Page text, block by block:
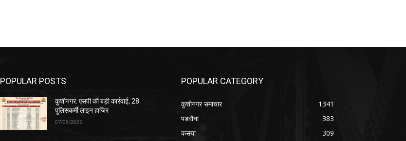
POPULAR POSTS
कुशीनगर: एसपी की बड़ी कार्रवाई, 28
पुलिसकर्मी लाइन हाजिर
07/08/2026
POPULAR CATEGORY
कुशीनगर समाचार
1341
पडरौना
383
कसया
309